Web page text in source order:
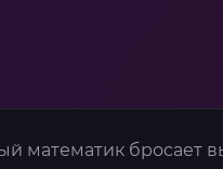
математик бросает